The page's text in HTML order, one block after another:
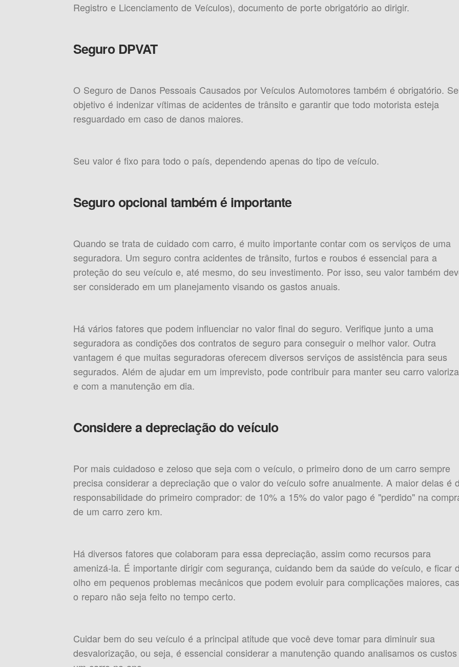
Registro e Licenciamento de Veículos), documento de porte obrigatório ao dirigir.
Seguro DPVAT
O Seguro de Danos Pessoais Causados por Veículos Automotores também é obrigatório.
objetivo é indenizar vítimas de acidentes de trânsito e garantir que todo motorista esteja
resguardado em caso de danos maiores.
Seu valor é fixo para todo o país, dependendo apenas do tipo de veículo.
Seguro opcional também é importante
Quando se trata de cuidado com carro, é muito importante contar com os serviços de uma
seguradora. Um seguro contra acidentes de trânsito, furtos e roubos é essencial para a
proteção do seu veículo e, até mesmo, do seu investimento. Por isso, seu valor também
ser considerado em um planejamento visando os gastos anuais.
Há vários fatores que podem influenciar no valor final do seguro. Verifique junto a uma
seguradora as condições dos contratos de seguro para conseguir o melhor valor. Outra
vantagem é que muitas seguradoras oferecem diversos serviços de assistência para seus
segurados. Além de ajudar em um imprevisto, pode contribuir para manter seu carro
e com a manutenção em dia.
Considere a depreciação do veículo
Por mais cuidadoso e zeloso que seja com o veículo, o primeiro dono de um carro sempre
precisa considerar a depreciação que o valor do veículo sofre anualmente. A maior delas é
responsabilidade do primeiro comprador: de 10% a 15% do valor pago é "perdido" na
de um carro zero km.
Há diversos fatores que colaboram para essa depreciação, assim como recursos para
amenizá-la. É importante dirigir com segurança, cuidando bem da saúde do veículo, e ficar
olho em pequenos problemas mecânicos que podem evoluir para complicações maiores,
o reparo não seja feito no tempo certo.
Cuidar bem do seu veículo é a principal atitude que você deve tomar para diminuir sua
desvalorização, ou seja, é essencial considerar a manutenção quando analisamos os